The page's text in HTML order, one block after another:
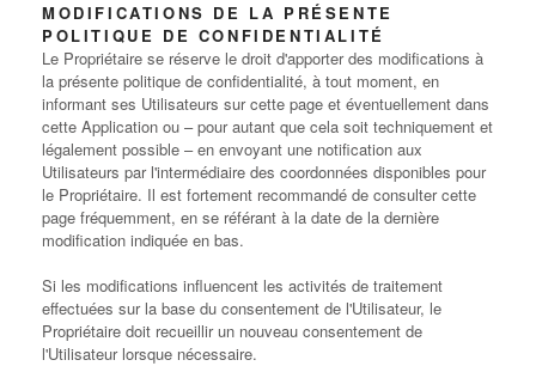
MODIFICATIONS DE LA PRÉSENTE
POLITIQUE DE CONFIDENTIALITÉ
Le Propriétaire se réserve le droit d'apporter des modifications à
la présente politique de confidentialité, à tout moment, en
informant ses Utilisateurs sur cette page et éventuellement dans
cette Application ou – pour autant que cela soit techniquement et
légalement possible – en envoyant une notification aux
Utilisateurs par l'intermédiaire des coordonnées disponibles pour
le Propriétaire. Il est fortement recommandé de consulter cette
page fréquemment, en se référant à la date de la dernière
modification indiquée en bas.
Si les modifications influencent les activités de traitement
effectuées sur la base du consentement de l'Utilisateur, le
Propriétaire doit recueillir un nouveau consentement de
l'Utilisateur lorsque nécessaire.